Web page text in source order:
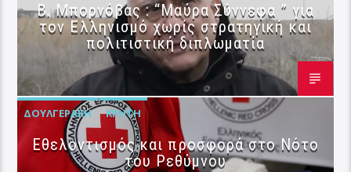
B. Μπορνόβας : “Μαύρα Σύννεφα ” για
τον Ελληνισμό χωρίς στρατηγική και
πολιτιστική διπλωματία
ΔΟΥΛΓΕΡΆΚΗ ΚΡΉΤΗ
Εθελοντισμός και προσφορά στο Νότο
του Ρεθύμνου